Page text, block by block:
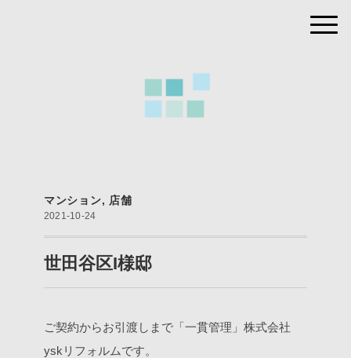
マンション, 店舗
2021-10-24
世田谷区I様邸
ご契約からお引渡しまで「一貫管理」株式会社
yskリフォルムです。